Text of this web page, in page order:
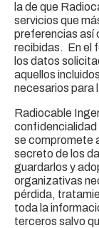
la de que
servicios que
preferencias así
recibidas. En el
los datos
aquellos
necesarios para
Radiocable
se compromete
secreto de los
guardarlos y
organizativas
pérdida,
toda la
terceros salvo